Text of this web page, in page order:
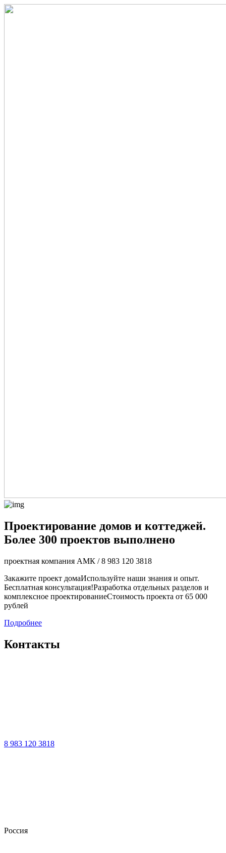
Проектирование домов и коттеджей.
Более 300 проектов выполнено
проектная компания АМК / 8 983 120 3818
Закажите проект домаИспользуйте наши знания и опыт.
Бесплатная консультация!Разработка отдельных разделов и
комплексное проектированиеСтоимость проекта от 65 000
рублей
Подробнее
Контакты
8 983 120 3818
Россия